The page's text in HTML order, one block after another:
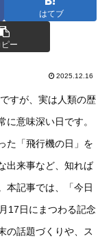
はてブ
ピー
2025.12.16
すが、実は人類の歴
意味深い日です。
た「飛行機の日」を
出来事など、知れば
本記事では、「今日
17日にまつわる記念
の話題づくりや、ス